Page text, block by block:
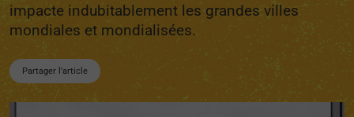
impacte indubitablement les grandes villes
mondiales et mondialisées.
Partager l'article